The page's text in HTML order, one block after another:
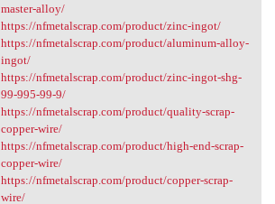
master-alloy/
https://nfmetalscrap.com/product/zinc-ingot/
https://nfmetalscrap.com/product/aluminum-alloy-
ingot/
https://nfmetalscrap.com/product/zinc-ingot-shg-
99-995-99-9/
https://nfmetalscrap.com/product/quality-scrap-
copper-wire/
https://nfmetalscrap.com/product/high-end-scrap-
copper-wire/
https://nfmetalscrap.com/product/copper-scrap-
wire/